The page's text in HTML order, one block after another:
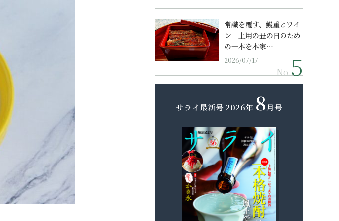
常識を覆す、鰻重とワイ
ン｜土用の丑の日のため
の一本を本家…
2026/07/17
No.
サライ最新号 2026年 8月号